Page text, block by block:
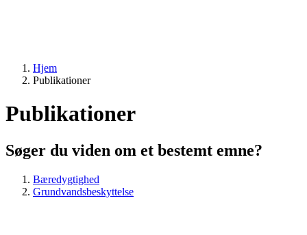
Hjem
Publikationer
Publikationer
Søger du viden om et bestemt emne?
Bæredygtighed
Grundvandsbeskyttelse